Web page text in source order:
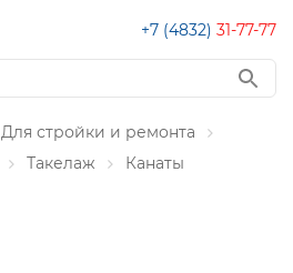
+7 (4832) 31-77-77
Для стройки и ремонта
Такелаж Канаты